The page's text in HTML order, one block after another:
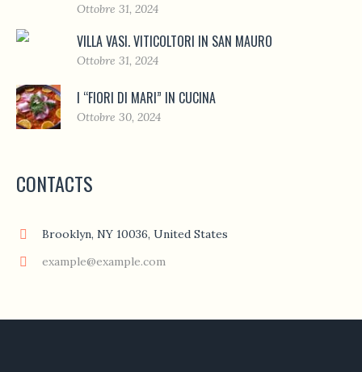
Ottobre 31, 2024
VILLA VASI. VITICOLTORI IN SAN MAURO
Ottobre 31, 2024
I “FIORI DI MARI” IN CUCINA
Ottobre 30, 2024
CONTACTS
Brooklyn, NY 10036, United States
example@example.com